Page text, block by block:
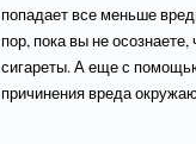
попадает все меньше
пор, пока вы не
сигареты. А еще с
причинения вреда